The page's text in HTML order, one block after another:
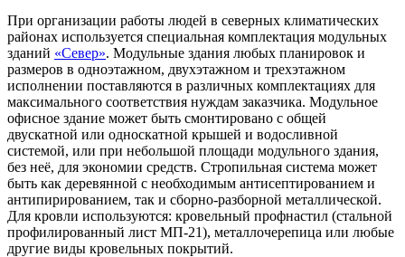
При организации работы людей в северных климатических
районах используется специальная комплектация модульных
зданий «Север». Модульные здания любых планировок и
размеров в одноэтажном, двухэтажном и трехэтажном
исполнении поставляются в различных комплектациях для
максимального соответствия нуждам заказчика. Модульное
офисное здание может быть смонтировано с общей
двускатной или односкатной крышей и водосливной
системой, или при небольшой площади модульного здания,
без неё, для экономии средств. Стропильная система может
быть как деревянной с необходимым антисептированием и
антипирированием, так и сборно-разборной металлической.
Для кровли используются: кровельный профнастил (стальной
профилированный лист МП-21), металлочерепица или любые
другие виды кровельных покрытий.